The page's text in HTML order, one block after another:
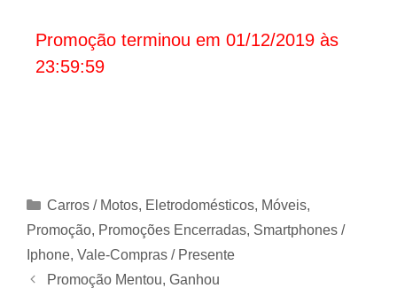
Promoção terminou em 01/12/2019 às
23:59:59
Categorias
Carros / Motos, Eletrodomésticos, Móveis,
Promoção, Promoções Encerradas, Smartphones /
Iphone, Vale-Compras / Presente
Promoção Mentou, Ganhou